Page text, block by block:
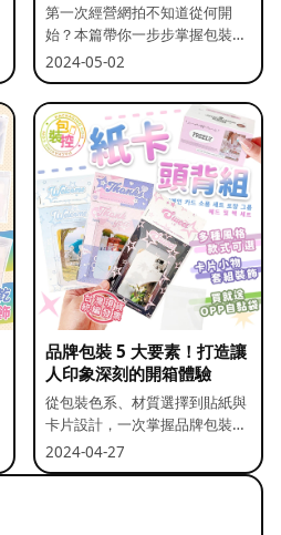
第一次經營網拍不知道從何開
始？本篇帶你一步步掌握包裝流
程與出貨前檢查重點。
2024-05-02
品牌包裝 5 大要素！打造讓
人印象深刻的開箱體驗
從包裝色系、材質選擇到貼紙與
卡片設計，一次掌握品牌包裝的
關鍵要素。
2024-04-27